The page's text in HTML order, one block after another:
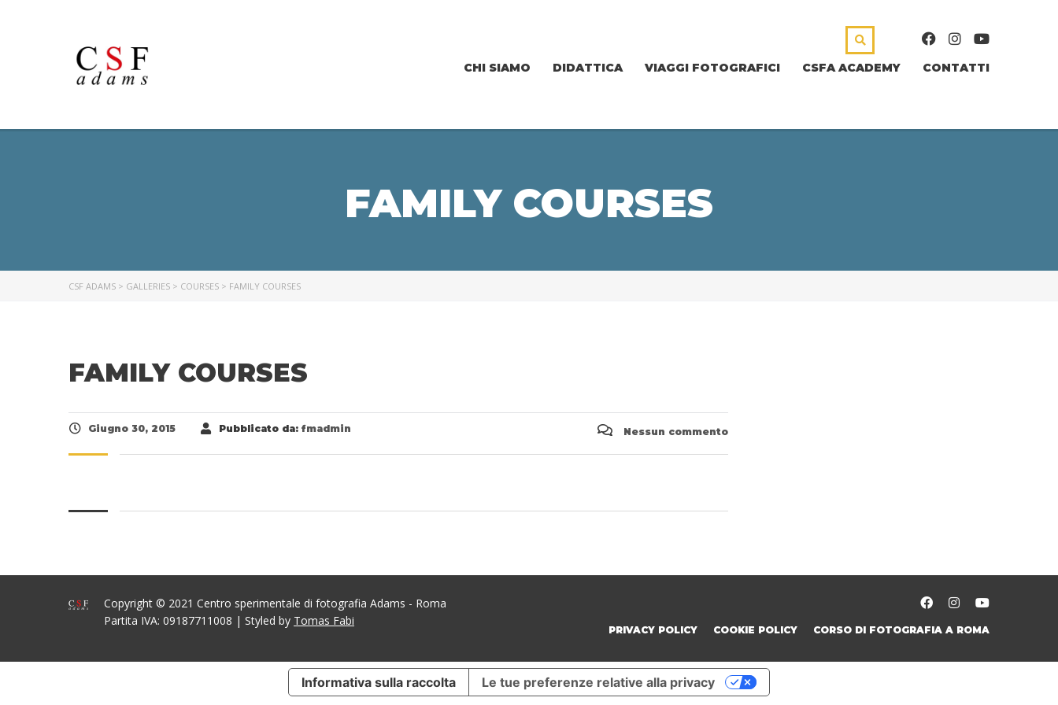
CHI SIAMO DIDATTICA VIAGGI FOTOGRAFICI CSFA ACADEMY CONTATTI
FAMILY COURSES
CSF ADAMS > GALLERIES > COURSES > FAMILY COURSES
FAMILY COURSES
Giugno 30, 2015 Pubblicato da: fmadmin Nessun commento
Copyright © 2021 Centro sperimentale di fotografia Adams - Roma
Partita IVA: 09187711008 | Styled by Tomas Fabi
PRIVACY POLICY COOKIE POLICY CORSO DI FOTOGRAFIA A ROMA
Informativa sulla raccolta Le tue preferenze relative alla privacy